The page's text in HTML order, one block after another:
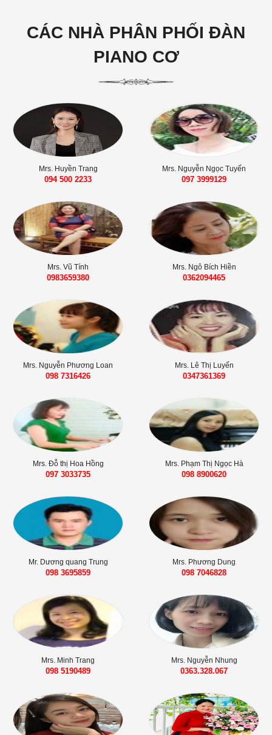
CÁC NHÀ PHÂN PHỐI ĐÀN
PIANO CƠ
Mrs. Huyền Trang
094 500 2233
Mrs. Nguyễn Ngọc Tuyến
‭097 3999129‬
Mrs. Vũ Tính
0983659380
Mrs. Ngô Bích Hiền
0362094465
Mrs. Nguyễn Phương Loan
098 7316426‬‬
Mrs. Lê Thị Luyến
0347361369
Mrs. Đỗ thị Hoa Hồng
097 3033735
Mrs. Phạm Thị Ngọc Hà
098 8900620
Mr. Dương quang Trung
098 3695859‬
Mrs. Phương Dung
098 7046828‬
Mrs. Minh Trang
098 5190489
Mrs. Nguyễn Nhung
0363.328.067